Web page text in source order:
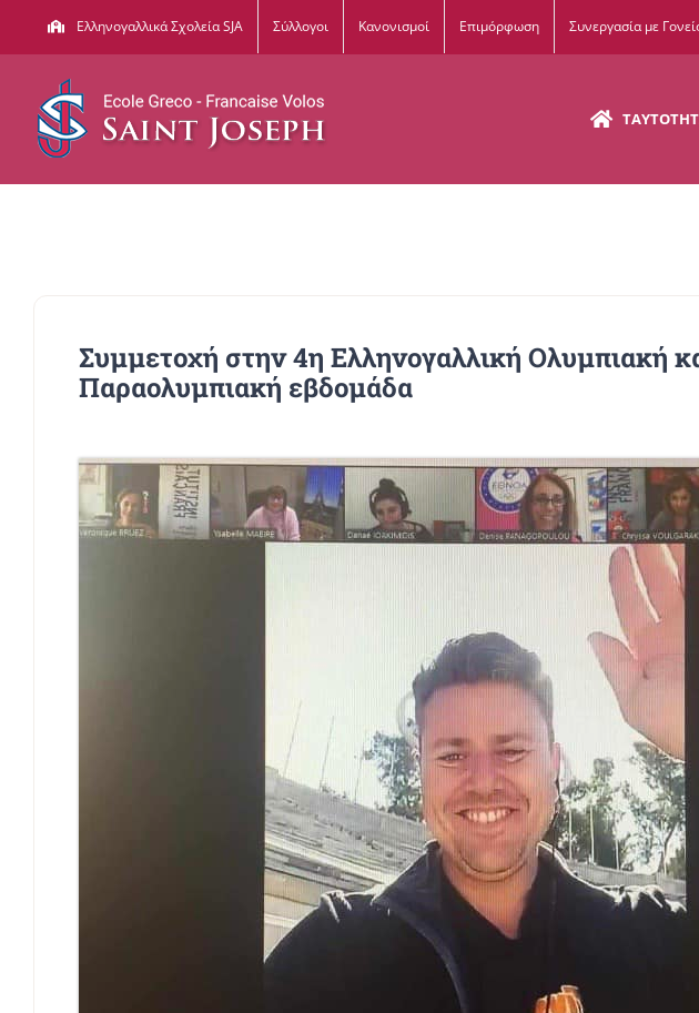
Μετάβαση
στο
περιεχόμενο
Ελληνογαλλικά Σχολεία SJA Σύλλογοι Κανονισμοί Επιμόρφωση Συνεργασία με
Συμμετοχή στην 4η Ελληνογαλλική Ολυμπιακή
Παραολυμπιακή εβδομάδα